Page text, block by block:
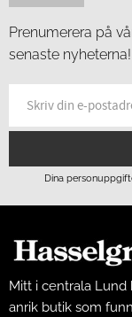
Prenumerera på
senaste nyheterna!
Dina
Mitt i centrala Lund
anrik butik som